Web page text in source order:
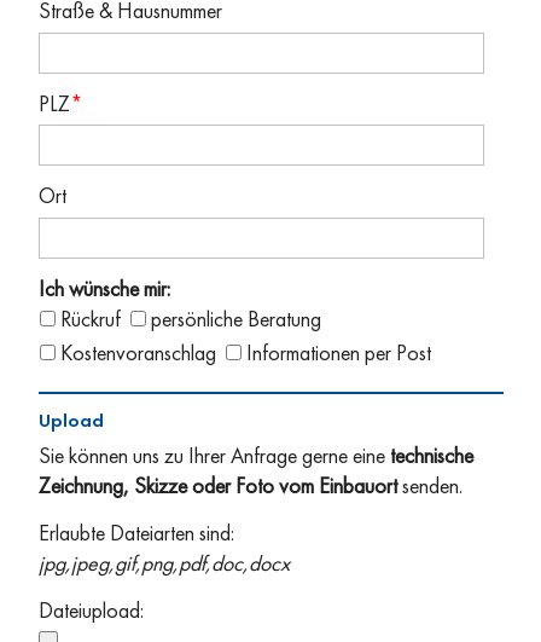
Straße & Hausnummer
PLZ*
Ort
Ich wünsche mir:
Rückruf
persönliche Beratung
Kostenvoranschlag
Informationen per Post
Upload
Sie können uns zu Ihrer Anfrage gerne eine technische
Zeichnung, Skizze oder Foto vom Einbauortsenden.
Erlaubte Dateiarten sind:
jpg,jpeg,gif,png,pdf,doc,docx
Dateiupload: